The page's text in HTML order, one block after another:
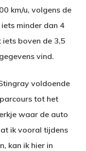
km/u, volgens de
minder dan 4
iets boven de 3,5
vind.
voldoende
tot het
waar de auto
ik vooral tijdens
kan ik hier in